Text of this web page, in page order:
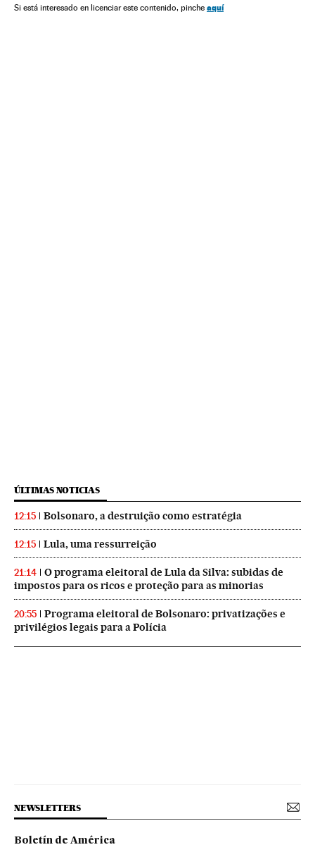
Si está interesado en licenciar este contenido, pinche aquí
ÚLTIMAS NOTICIAS
12:15 Bolsonaro, a destruição como estratégia
12:15 Lula, uma ressurreição
21:14
O programa eleitoral de Lula da Silva: subidas de
impostos para os ricos e proteção para as minorias
20:55
Programa eleitoral de Bolsonaro: privatizações e
privilégios legais para a Polícia
NEWSLETTERS
Boletín de América